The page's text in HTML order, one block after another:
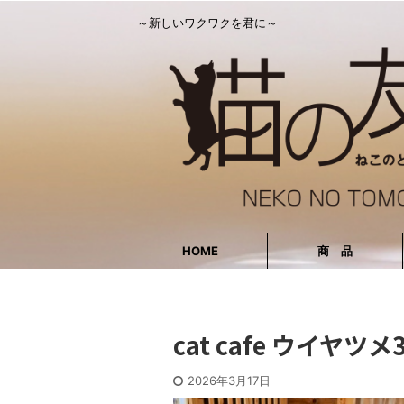
～新しいワクワクを君に～
HOME 商 品
cat cafe ウイヤツメ
2026年3月17日